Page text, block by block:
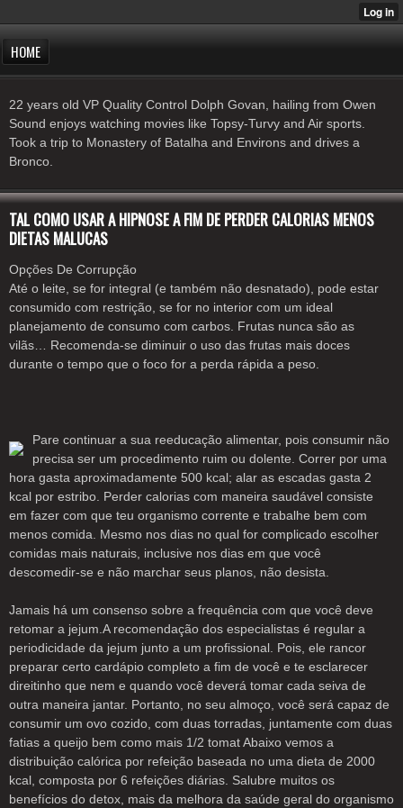
HOME
22 years old VP Quality Control Dolph Govan, hailing from Owen
Sound enjoys watching movies like Topsy-Turvy and Air sports.
Took a trip to Monastery of Batalha and Environs and drives a
Bronco.
TAL COMO USAR A HIPNOSE A FIM DE PERDER CALORIAS MENOS
DIETAS MALUCAS
Opções De Corrupção
Até o leite, se for integral (e também não desnatado), pode estar
consumido com restrição, se for no interior com um ideal
planejamento de consumo com carbos. Frutas nunca são as
vilãs… Recomenda-se diminuir o uso das frutas mais doces
durante o tempo que o foco for a perda rápida a peso.
Pare continuar a sua reeducação alimentar, pois consumir não
precisa ser um procedimento ruim ou dolente. Correr por uma
hora gasta aproximadamente 500 kcal; alar as escadas gasta 2
kcal por estribo. Perder calorias com maneira saudável consiste
em fazer com que teu organismo corrente e trabalhe bem com
menos comida. Mesmo nos dias no qual for complicado escolher
comidas mais naturais, inclusive nos dias em que você
descomedir-se e não marchar seus planos, não desista.
Jamais há um consenso sobre a frequência com que você deve
retomar a jejum.A recomendação dos especialistas é regular a
periodicidade da jejum junto a um profissional. Pois, ele rancor
preparar certo cardápio completo a fim de você e te esclarecer
direitinho que nem e quando você deverá tomar cada seiva de
outra maneira jantar. Portanto, no seu almoço, você será capaz de
consumir um ovo cozido, com duas torradas, juntamente com duas
fatias a queijo bem como mais 1/2 tomat Abaixo vemos a
distribuição calórica por refeição baseada no uma dieta de 2000
kcal, composta por 6 refeições diárias. Salubre muitos os
benefícios do detox, mais da melhora da saúde geral do organismo